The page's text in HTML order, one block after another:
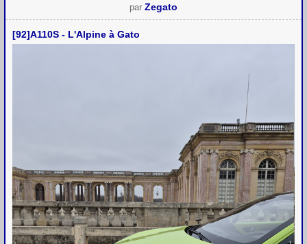
par Zegato
[92]A110S - L'Alpine à Gato